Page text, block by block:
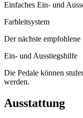
Einfaches Ein- und
Farbleitsystem
Der nächste
Ein- und Ausstiegshilfe
Die Pedale können
werden.
Ausstattung